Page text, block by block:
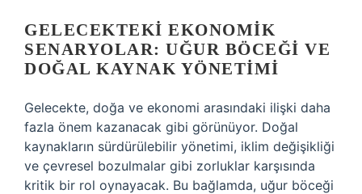
GELECEKTEKI EKONOMIK
SENARYOLAR: UĞUR BÖCEĞI VE
DOĞAL KAYNAK YÖNETIMI
Gelecekte, doğa ve ekonomi arasındaki ilişki daha
fazla önem kazanacak gibi görünüyor. Doğal
kaynakların sürdürülebilir yönetimi, iklim değişikliği
ve çevresel bozulmalar gibi zorluklar karşısında
kritik bir rol oynayacak. Bu bağlamda, uğur böceği